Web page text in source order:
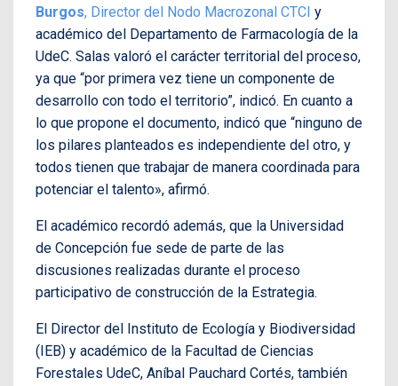
Burgos, Director del Nodo Macrozonal CTCI y
académico del Departamento de Farmacología de la
UdeC. Salas valoró el carácter territorial del proceso,
ya que “por primera vez tiene un componente de
desarrollo con todo el territorio”, indicó. En cuanto a
lo que propone el documento, indicó que “ninguno de
los pilares planteados es independiente del otro, y
todos tienen que trabajar de manera coordinada para
potenciar el talento», afirmó.
El académico recordó además, que la Universidad
de Concepción fue sede de parte de las
discusiones realizadas durante el proceso
participativo de construcción de la Estrategia.
El Director del Instituto de Ecología y Biodiversidad
(IEB) y académico de la Facultad de Ciencias
Forestales UdeC, Aníbal Pauchard Cortés, también